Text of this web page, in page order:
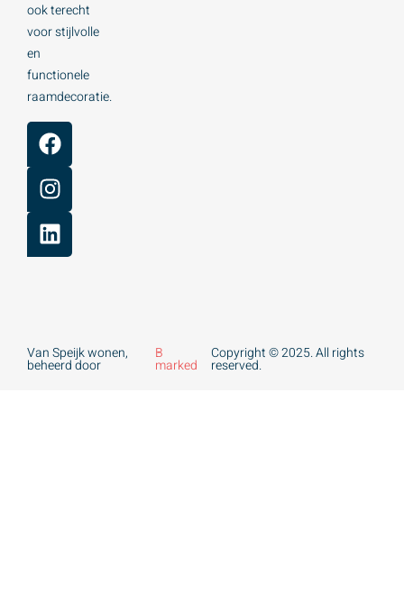
ook terecht
voor stijlvolle
en
functionele
raamdecoratie.
Van Speijk wonen,
beheerd door
B
marked
Copyright © 2025. All rights
reserved.